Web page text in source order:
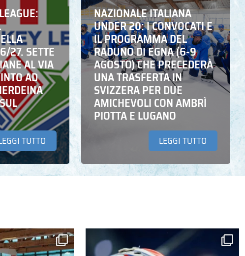
27. SETTE
AL VIA
AD
TUTTO
NAZIONALE ITALIANA
UNDER 20: I CONVOCATI E
IL PROGRAMMA DEL
RADUNO DI EGNA (6-9
AGOSTO) CHE PRECEDERÀ
UNA TRASFERTA IN
SVIZZERA PER DUE
AMICHEVOLI CON AMBRÌ
PIOTTA E LUGANO
LEGGI TUTTO